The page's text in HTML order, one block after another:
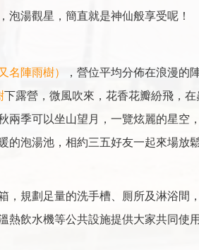
泡湯觀星，簡直就是神仙般享受呢！
名陣雨樹）
，營位平均分佈在浪漫的
下露營，微風吹來，花香花瓣紛飛，在
兩季可以坐山望月，一覽炫麗的星空
的泡湯池，相約三五好友一起來場放
，規劃足量的洗手槽、厠所及淋浴間
飲水機等公共設施提供大家共同使用